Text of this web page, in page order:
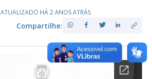
ATUALIZADO HÁ 2 ANOS ATRÁS
Compartilhe: